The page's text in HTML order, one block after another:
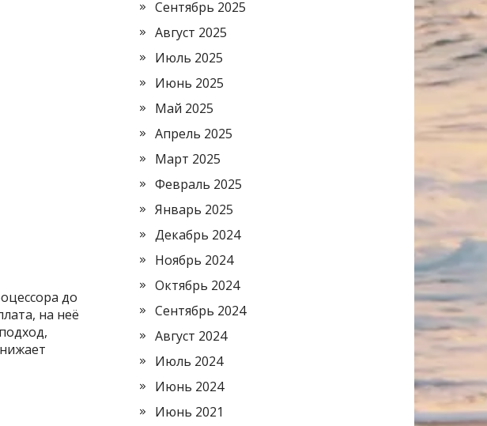
до
на неё
Сентябрь 2025
Август 2025
Июль 2025
Июнь 2025
Май 2025
Апрель 2025
Март 2025
Февраль 2025
Январь 2025
Декабрь 2024
Ноябрь 2024
Октябрь 2024
Сентябрь 2024
Август 2024
Июль 2024
Июнь 2024
Июнь 2021